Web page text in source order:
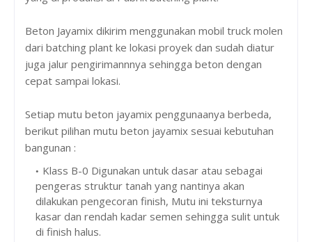
Beton Jayamix dikirim menggunakan mobil truck molen
dari batching plant ke lokasi proyek dan sudah diatur
juga jalur pengirimannnya sehingga beton dengan
cepat sampai lokasi.
Setiap mutu beton jayamix penggunaanya berbeda,
berikut pilihan mutu beton jayamix sesuai kebutuhan
bangunan :
Klass B-0 Digunakan untuk dasar atau sebagai
pengeras struktur tanah yang nantinya akan
dilakukan pengecoran finish, Mutu ini teksturnya
kasar dan rendah kadar semen sehingga sulit untuk
di finish halus.